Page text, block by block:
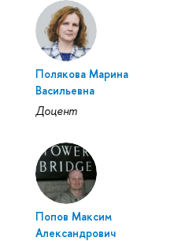
Полякова Марина
Васильевна
Доцент
Попов Максим
Александрович